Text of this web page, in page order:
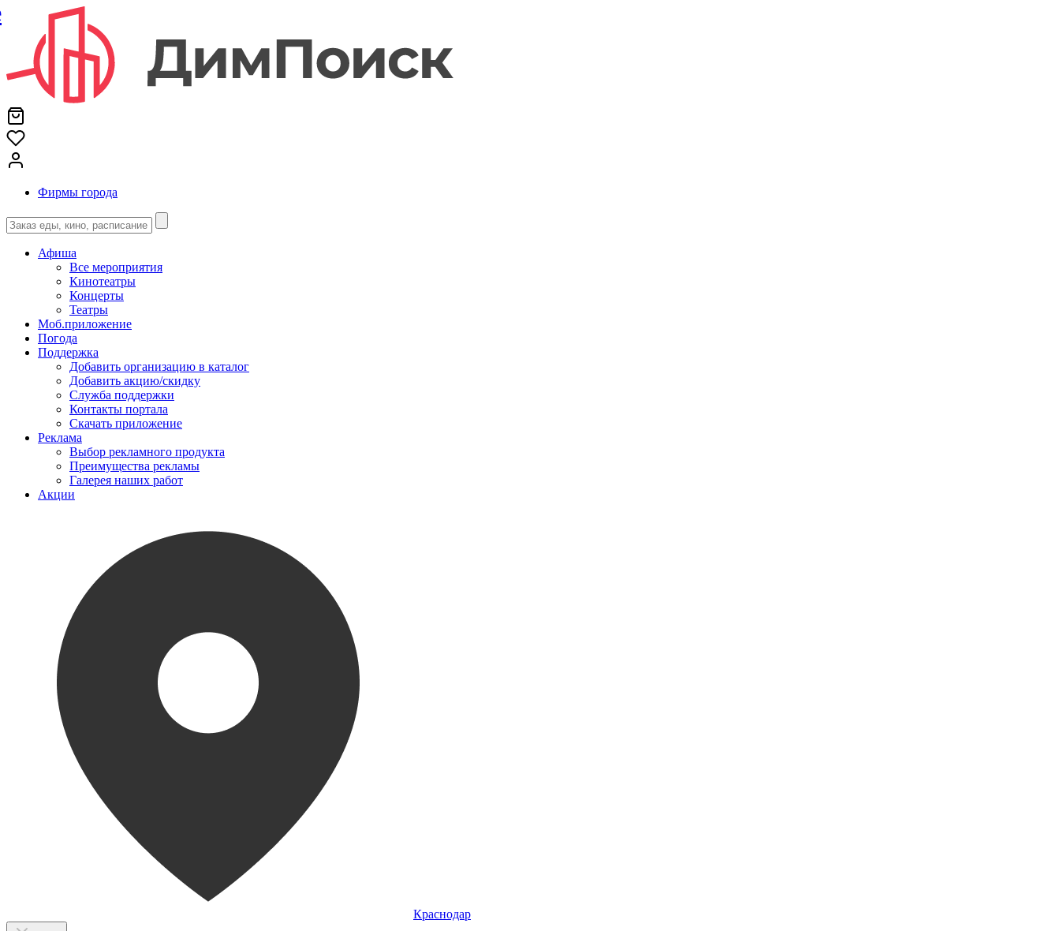
Фирмы города
Афиша
Все мероприятия
Кинотеатры
Концерты
Театры
Моб.приложение
Погода
Поддержка
Добавить организацию в каталог
Добавить акцию/скидку
Служба поддержки
Контакты портала
Скачать приложение
Реклама
Выбор рекламного продукта
Преимущества рекламы
Галерея наших работ
Акции
Краснодар